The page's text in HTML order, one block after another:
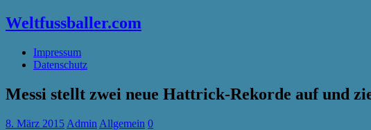
Weltfussballer.com
Impressum
Datenschutz
Messi stellt zwei neue Hattrick-Rekorde auf und
8. März 2015 Admin Allgemein 0